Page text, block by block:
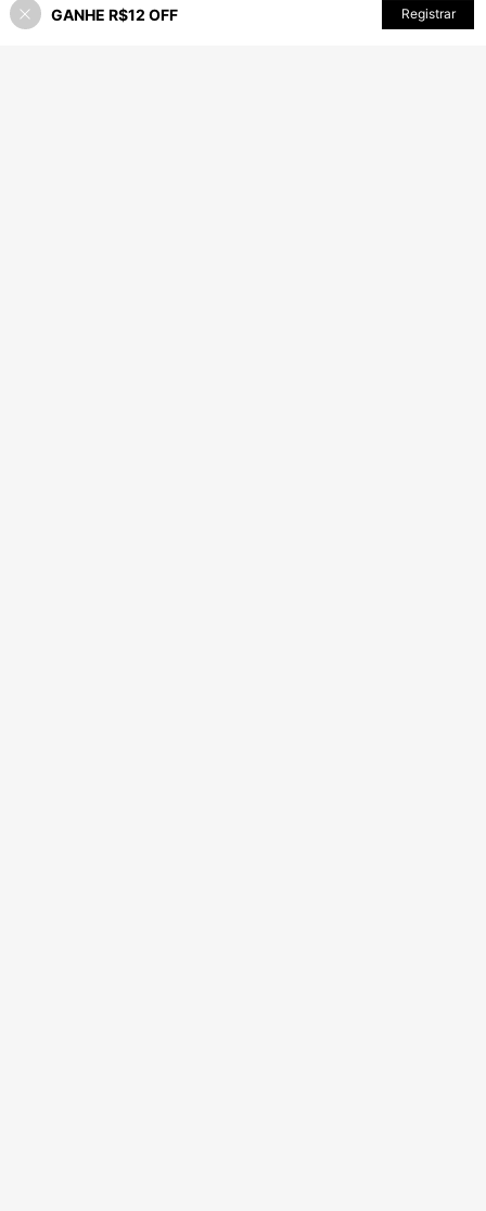
35% OFF! ADICIONAR AO CARRINHO
GANHE R$12 OFF Registrar